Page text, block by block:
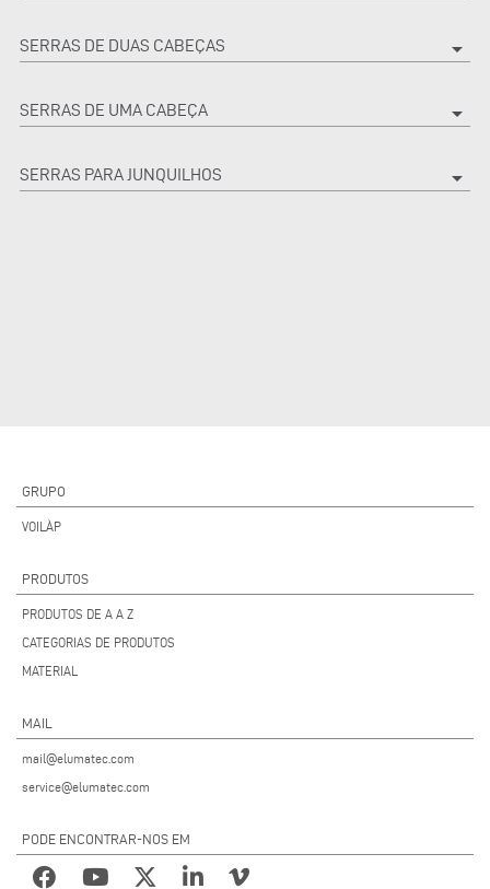
SERRAS DE DUAS CABEÇAS arrow_drop_down
SERRAS DE UMA CABEÇA arrow_drop_down
SERRAS PARA JUNQUILHOS arrow_drop_down
GRUPO
VOILÀP
PRODUTOS
PRODUTOS DE A A Z
CATEGORIAS DE PRODUTOS
MATERIAL
MAIL
mail@elumatec.com
service@elumatec.com
PODE ENCONTRAR-NOS EM